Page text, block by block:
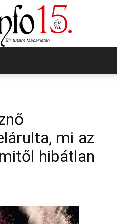
mi az
hibátlan